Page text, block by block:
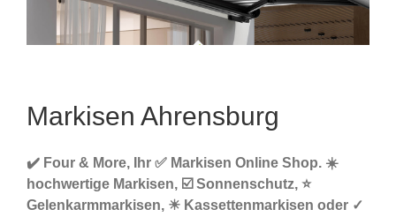
Markisen Ahrensburg
✔️ Four & More, Ihr ✅ Markisen Online Shop. ☀️
hochwertige Markisen, ☑️ Sonnenschutz, ⭐
Gelenkarmmarkisen, ☀ Kassettenmarkisen oder ✓